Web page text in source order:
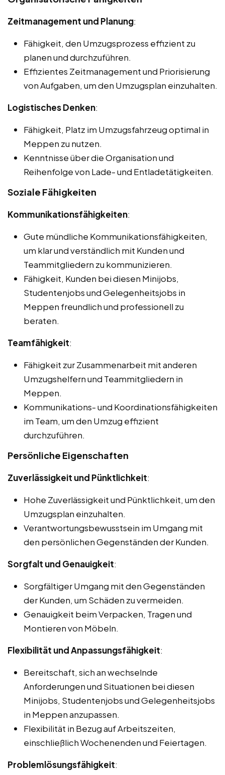
Zeitmanagement und Planung:
Fähigkeit, den Umzugsprozess effizient zu
planen und durchzuführen.
Effizientes Zeitmanagement und Priorisierung
von Aufgaben, um den Umzugsplan einzuhalten.
Logistisches Denken:
Fähigkeit, Platz im Umzugsfahrzeug optimal in
Meppen zu nutzen.
Kenntnisse über die Organisation und
Reihenfolge von Lade- und Entladetätigkeiten.
Soziale Fähigkeiten
Kommunikationsfähigkeiten:
Gute mündliche Kommunikationsfähigkeiten,
um klar und verständlich mit Kunden und
Teammitgliedern zu kommunizieren.
Fähigkeit, Kunden bei diesen Minijobs,
Studentenjobs und Gelegenheitsjobs in
Meppen freundlich und professionell zu
beraten.
Teamfähigkeit:
Fähigkeit zur Zusammenarbeit mit anderen
Umzugshelfern und Teammitgliedern in
Meppen.
Kommunikations- und Koordinationsfähigkeiten
im Team, um den Umzug effizient
durchzuführen.
Persönliche Eigenschaften
Zuverlässigkeit und Pünktlichkeit:
Hohe Zuverlässigkeit und Pünktlichkeit, um den
Umzugsplan einzuhalten.
Verantwortungsbewusstsein im Umgang mit
den persönlichen Gegenständen der Kunden.
Sorgfalt und Genauigkeit:
Sorgfältiger Umgang mit den Gegenständen
der Kunden, um Schäden zu vermeiden.
Genauigkeit beim Verpacken, Tragen und
Montieren von Möbeln.
Flexibilität und Anpassungsfähigkeit:
Bereitschaft, sich an wechselnde
Anforderungen und Situationen bei diesen
Minijobs, Studentenjobs und Gelegenheitsjobs
in Meppen anzupassen.
Flexibilität in Bezug auf Arbeitszeiten,
einschließlich Wochenenden und Feiertagen.
Problemlösungsfähigkeit: